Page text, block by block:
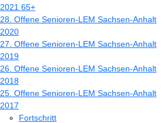
2021 65+
28. Offene Senioren-LEM Sachsen-Anhalt
2020
27. Offene Senioren-LEM Sachsen-Anhalt
2019
26. Offene Senioren-LEM Sachsen-Anhalt
2018
25. Offene Senioren-LEM Sachsen-Anhalt
2017
Fortschritt